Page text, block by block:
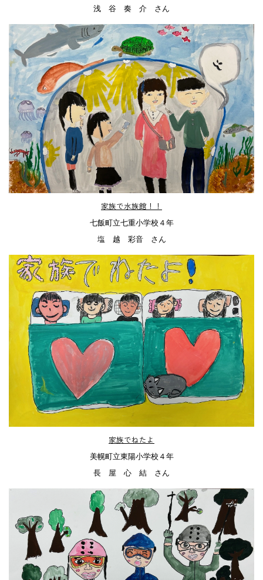
浅 谷 奏 介 さん
家族で水族館！！
七飯町立七重小学校４年
塩 越 彩音 さん
家族でねたよ
美幌町立東陽小学校４年
長 屋 心 結 さん